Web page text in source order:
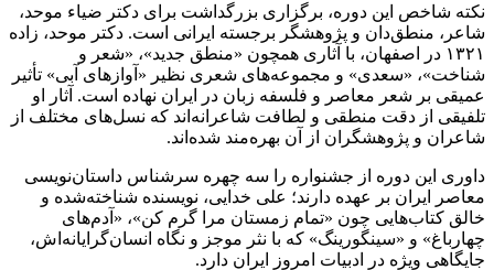
نکته شاخص این دوره، برگزاری بزرگداشت برای دکتر ضیاء موحد،
شاعر، منطق‌دان و پژوهشگر برجسته ایرانی است. دکتر موحد، زاده
۱۳۲۱ در اصفهان، با آثاری همچون «منطق جدید»، «شعر و
شناخت»، «سعدی» و مجموعه‌های شعری نظیر «آوازهای آبی» تأثیر
عمیقی بر شعر معاصر و فلسفه زبان در ایران نهاده است. آثار او
تلفیقی از دقت منطقی و لطافت شاعرانه‌اند که نسل‌های مختلف از
شاعران و پژوهشگران از آن بهره‌مند شده‌اند.
داوری این دوره از جشنواره را سه چهره سرشناس داستان‌نویسی
معاصر ایران بر عهده دارند؛ علی خدایی، نویسنده شناخته‌شده و
خالق کتاب‌هایی چون «تمام زمستان مرا گرم کن»، «آدم‌های
چهارباغ» و «سینگورینگ» که با نثر موجز و نگاه انسان‌گرایانه‌اش،
جایگاهی ویژه در ادبیات امروز ایران دارد.